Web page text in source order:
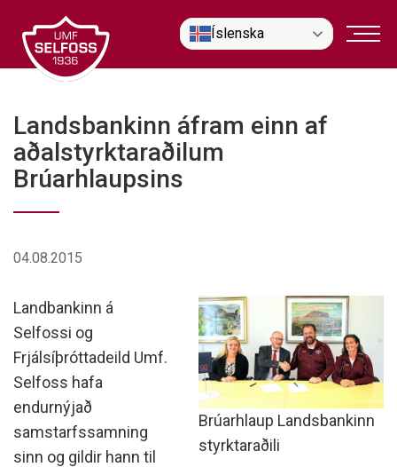
efni
Íslenska
Landsbankinn áfram einn af
aðalstyrktaraðilum
Brúarhlaupsins
04.08.2015
Brúarhlaup Landsbankinn
styrktaraðili
Landbankinn á
Selfossi og
Frjálsíþróttadeild Umf.
Selfoss hafa
endurnýjað
samstarfssamning
sinn og gildir hann til